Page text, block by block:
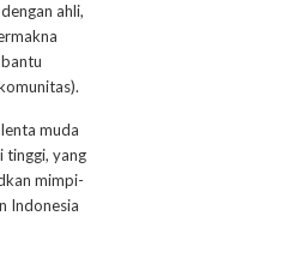
ahli,
muda
tinggi, yang
mimpi-
Indonesia